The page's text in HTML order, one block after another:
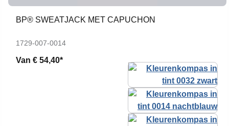
BP® SWEATJACK MET CAPUCHON
1729-007-0014
Van € 54,40*